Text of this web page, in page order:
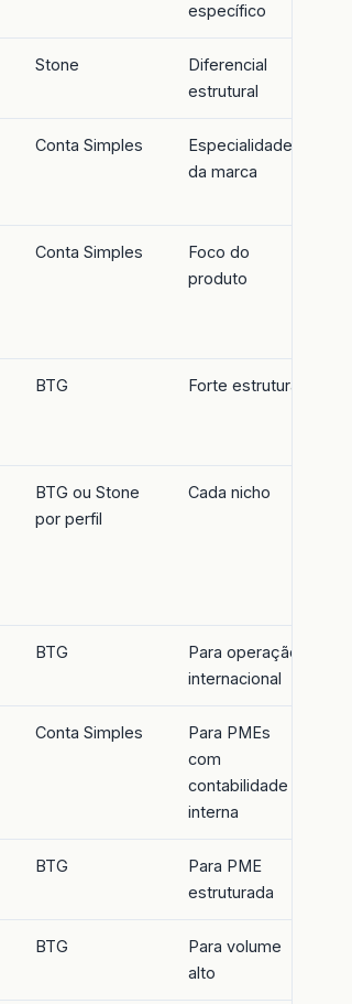
específico
Stone
Diferencial
estrutural
Conta Simples
Especialidade
da marca
Conta Simples
Foco do
produto
BTG Forte estrutural
BTG ou Stone
por perfil
Cada nicho
BTG
Para operação
internacional
Conta Simples
Para PMEs
com
contabilidade
interna
BTG
Para PME
estruturada
BTG
Para volume
alto